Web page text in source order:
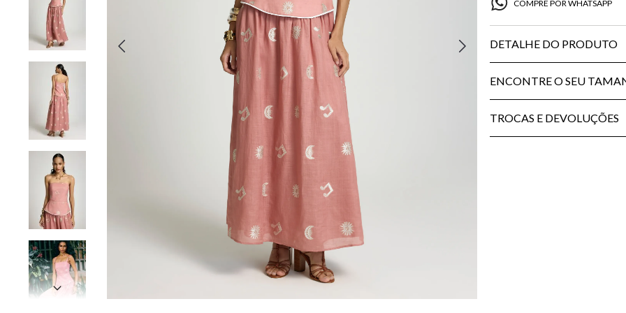
COMPRE POR WHATSAPP
DETALHE DO PRODUTO
ENCONTRE O SEU
TROCAS E DEVOLUÇÕES